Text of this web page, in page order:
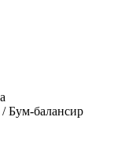
/Бум-балансир